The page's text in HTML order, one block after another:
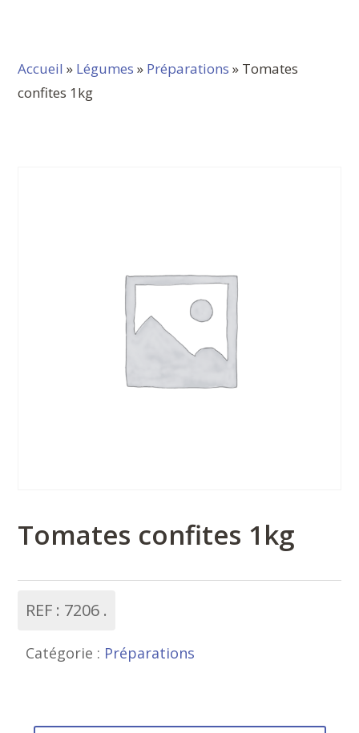
Accueil » Légumes » Préparations » Tomates
confites 1kg
Tomates confites 1kg
REF : 7206
Catégorie : Préparations